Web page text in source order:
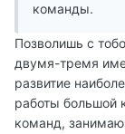
команды.
Позволишь с
двумя-тремя
развитие
работы большой
команд,